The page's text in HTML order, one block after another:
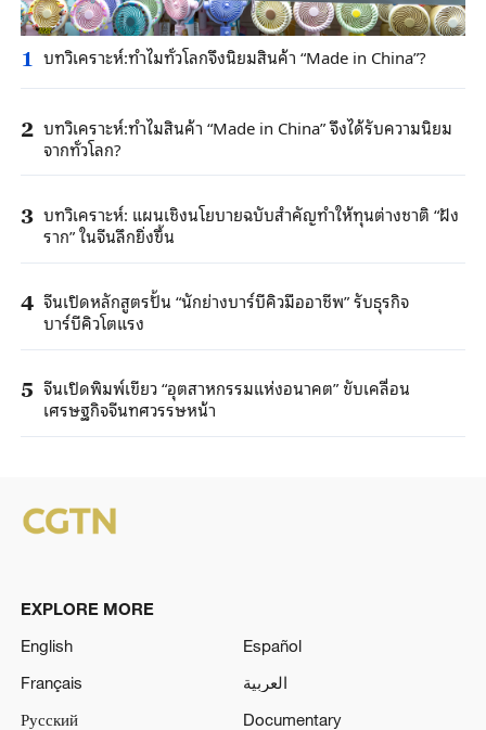
1 บทวิเคราะห์:ทำไมทั่วโลกจึงนิยมสินค้า “Made in China”?
2 บทวิเคราะห์:ทำไมสินค้า “Made in China” จึงได้รับความนิยม
จากทั่วโลก?
3 บทวิเคราะห์: แผนเชิงนโยบายฉบับสำคัญทำให้ทุนต่างชาติ “ฝัง
ราก” ในจีนลึกยิ่งขึ้น
4 จีนเปิดหลักสูตรปั้น “นักย่างบาร์บีคิวมืออาชีพ” รับธุรกิจ
บาร์บีคิวโตแรง
5 จีนเปิดพิมพ์เขียว “อุตสาหกรรมแห่งอนาคต” ขับเคลื่อน
เศรษฐกิจจีนทศวรรษหน้า
EXPLORE MORE
English
Español
Français
العربية
Русский
Documentary